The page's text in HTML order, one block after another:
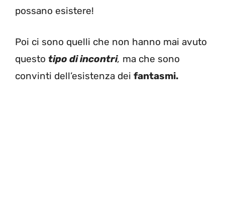
possano esistere!
Poi ci sono quelli che non hanno mai avuto
questo tipo di incontri, ma che sono
convinti dell’esistenza dei fantasmi.